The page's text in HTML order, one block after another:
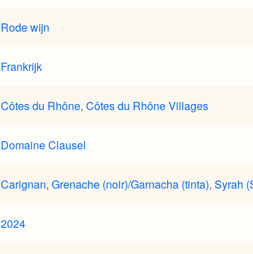
Rode wijn
Frankrijk
Côtes du Rhône, Côtes du Rhône Villages
Domaine Clausel
Carignan, Grenache (noir)/Garnacha (tinta), Syrah
2024